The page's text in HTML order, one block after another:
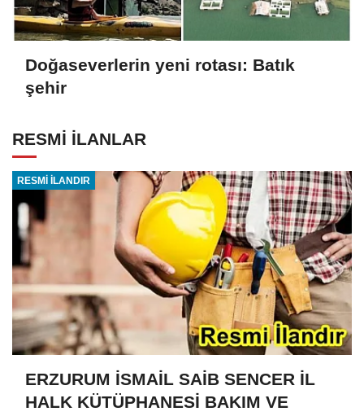
Doğaseverlerin yeni rotası: Batık
şehir
RESMİ İLANLAR
RESMİ İLANDIR
ERZURUM İSMAİL SAİB SENCER İL
HALK KÜTÜPHANESİ BAKIM VE